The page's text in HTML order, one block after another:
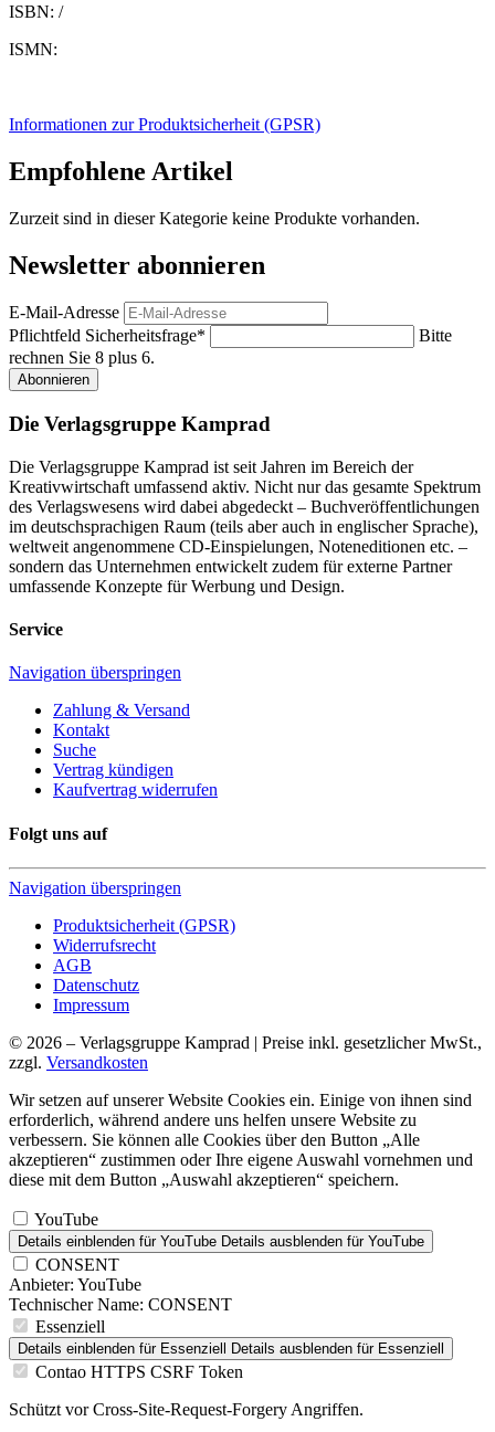
ISBN: /
ISMN:
Informationen zur Produktsicherheit (GPSR)
Empfohlene Artikel
Zurzeit sind in dieser Kategorie keine Produkte vorhanden.
Newsletter abonnieren
E-Mail-Adresse
Pflichtfeld Sicherheitsfrage*
Bitte
rechnen Sie 8 plus 6.
Abonnieren
Die Verlagsgruppe Kamprad
Die Verlagsgruppe Kamprad ist seit Jahren im Bereich der
Kreativwirtschaft umfassend aktiv. Nicht nur das gesamte Spektrum
des Verlagswesens wird dabei abgedeckt – Buchveröffentlichungen
im deutschsprachigen Raum (teils aber auch in englischer Sprache),
weltweit angenommene CD-Einspielungen, Noteneditionen etc. –
sondern das Unternehmen entwickelt zudem für externe Partner
umfassende Konzepte für Werbung und Design.
Service
Navigation überspringen
Zahlung & Versand
Kontakt
Suche
Vertrag kündigen
Kaufvertrag widerrufen
Folgt uns auf
Navigation überspringen
Produktsicherheit (GPSR)
Widerrufsrecht
AGB
Datenschutz
Impressum
© 2026 – Verlagsgruppe Kamprad | Preise inkl. gesetzlicher MwSt.,
zzgl. Versandkosten
Wir setzen auf unserer Website Cookies ein. Einige von ihnen sind
erforderlich, während andere uns helfen unsere Website zu
verbessern. Sie können alle Cookies über den Button „Alle
akzeptieren“ zustimmen oder Ihre eigene Auswahl vornehmen und
diese mit dem Button „Auswahl akzeptieren“ speichern.
YouTube
Details einblenden für YouTube Details ausblenden für YouTube
CONSENT
Anbieter: YouTube
Technischer Name: CONSENT
Essenziell
Details einblenden für Essenziell Details ausblenden für Essenziell
Contao HTTPS CSRF Token
Schützt vor Cross-Site-Request-Forgery Angriffen.